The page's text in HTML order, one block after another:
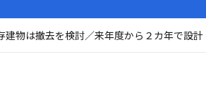
物は撤去を検討／来年度から２カ年で設計